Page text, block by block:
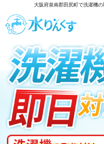
大阪府泉南郡田尻町で洗濯機